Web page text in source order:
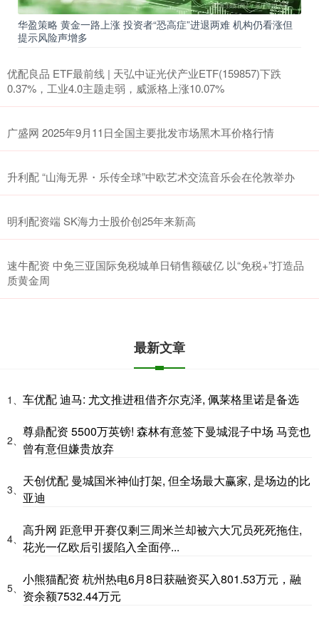
华盈策略 黄金一路上涨 投资者“恐高症”进退两难 机构仍看涨但
提示风险声增多
优配良品 ETF最前线 | 天弘中证光伏产业ETF(159857)下跌
0.37%，工业4.0主题走弱，威派格上涨10.07%
广盛网 2025年9月11日全国主要批发市场黑木耳价格行情
升利配 “山海无界・乐传全球”中欧艺术交流音乐会在伦敦举办
明利配资端 SK海力士股价创25年来新高
速牛配资 中免三亚国际免税城单日销售额破亿 以“免税+”打造品
质黄金周
最新文章
1、 车优配 迪马: 尤文推进租借齐尔克泽, 佩莱格里诺是备选
2、
尊鼎配资 5500万英镑! 森林有意签下曼城混子中场 马竞也
曾有意但嫌贵放弃
3、
天创优配 曼城国米神仙打架, 但全场最大赢家, 是场边的比
亚迪
4、
高升网 距意甲开赛仅剩三周米兰却被六大冗员死死拖住,
花光一亿欧后引援陷入全面停...
5、
小熊猫配资 杭州热电6月8日获融资买入801.53万元，融
资余额7532.44万元